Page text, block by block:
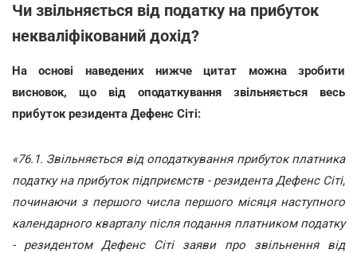
Чи звільняється від податку на прибуток
некваліфікований дохід?
На основі наведених нижче цитат можна зробити
висновок, що від оподаткування звільняється весь
прибуток резидента Дефенс Сіті:
«76.1. Звільняється від оподаткування прибуток платника
податку на прибуток підприємств - резидента Дефенс Сіті,
починаючи з першого числа першого місяця наступного
календарного кварталу після подання платником податку
- резидентом Дефенс Сіті заяви про звільнення від